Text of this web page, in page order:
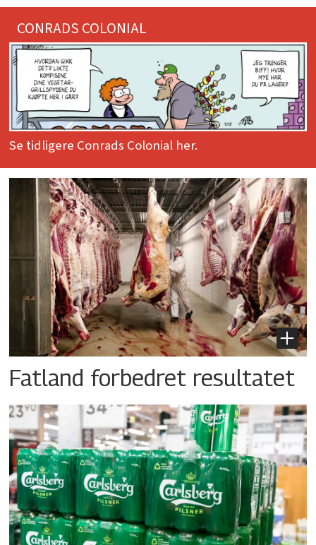
CONRADS COLONIAL
Se tidligere Conrads Colonial her.
Fatland forbedret resultatet